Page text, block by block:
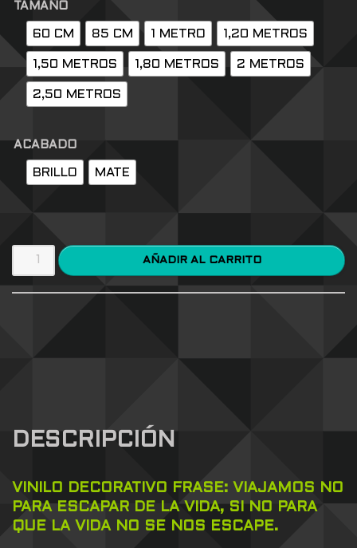
TAMAÑO
60 CM 85 CM 1 METRO 1,20 METROS
1,50 METROS 1,80 METROS 2 METROS
2,50 METROS
ACABADO
BRILLO MATE
AÑADIR AL CARRITO
DESCRIPCIÓN
VINILO DECORATIVO FRASE: VIAJAMOS NO
PARA ESCAPAR DE LA VIDA, SI NO PARA
QUE LA VIDA NO SE NOS ESCAPE.